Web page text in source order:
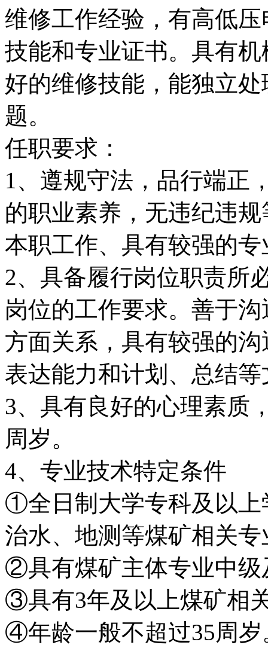
维修工作经验，有高低
技能和专业证书。具有
好的维修技能，能独立
题。
任职要求：
1、遵规守法，品行端正
的职业素养，无违纪违
本职工作、具有较强的
2、具备履行岗位职责所
岗位的工作要求。善于
方面关系，具有较强的
表达能力和计划、总结
3、具有良好的心理素质
周岁。
4、专业技术特定条件
①全日制大学专科及以上
治水、地测等煤矿相关
②具有煤矿主体专业中级
③具有3年及以上煤矿相
④年龄一般不超过35周岁